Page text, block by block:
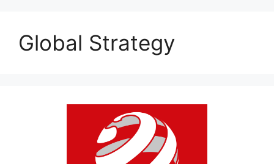
Global Strategy